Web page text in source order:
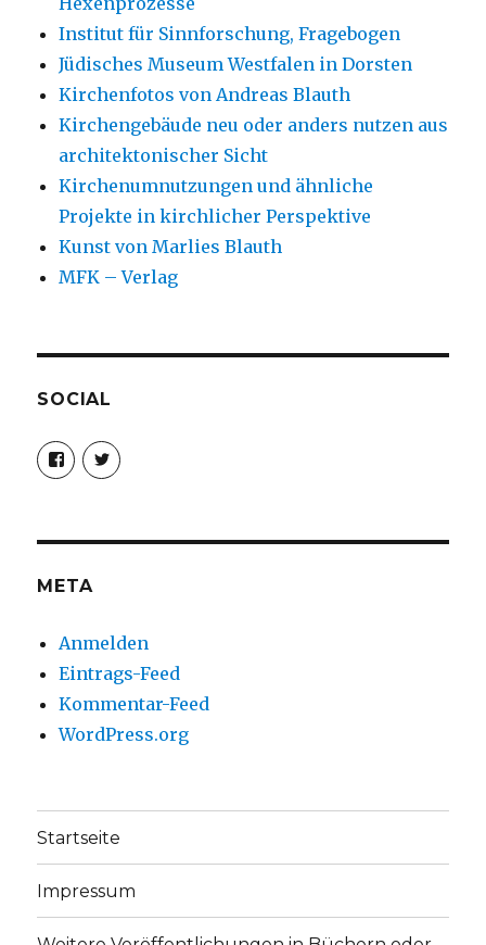
Institut für Sinnforschung, Fragebogen
Jüdisches Museum Westfalen in Dorsten
Kirchenfotos von Andreas Blauth
Kirchengebäude neu oder anders nutzen aus
architektonischer Sicht
Kirchenumnutzungen und ähnliche
Projekte in kirchlicher Perspektive
Kunst von Marlies Blauth
MFK – Verlag
SOCIAL
Profil
von
christoph.fleischer1
anzeigen
Profil
von
anzeigen
META
Anmelden
Eintrags-Feed
Kommentar-Feed
WordPress.org
Startseite
Impressum